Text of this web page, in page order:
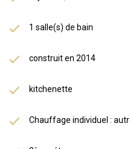
1 salle(s) de bain
construit en 2014
kitchenette
Chauffage individuel :